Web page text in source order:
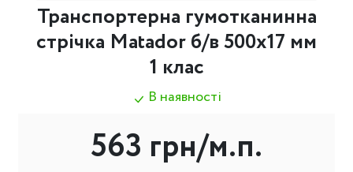
Транспортерна гумотканинна
стрічка Matador б/в 500х17 мм
1 клас
В наявності
563 грн/м.п.